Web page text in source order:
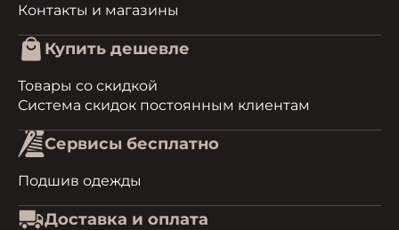
Контакты и магазины
Купить дешевле
Товары со скидкой
Система скидок постоянным клиентам
Сервисы бесплатно
Подшив одежды
Доставка и оплата